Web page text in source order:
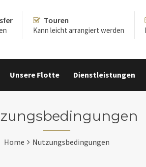
Touren
Kann leicht arrangiert werden
Unsere Flotte Dienstleistungen
Home Nutzungsbedingungen